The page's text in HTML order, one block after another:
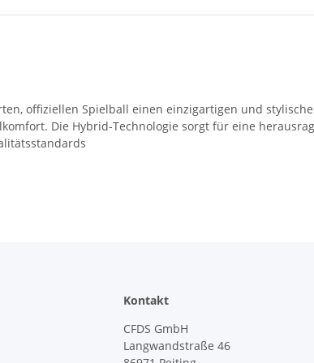
offiziellen Spielball einen einzigartigen und
Die Hybrid-Technologie sorgt für eine
Kontakt
CFDS GmbH
Langwandstraße 46